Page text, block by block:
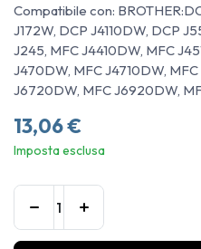
Compatibile con:
J172W, DCP J4110DW, DCP
J245, MFC J4410DW, MFC
J470DW, MFC J4710DW,
J6720DW, MFC J6920DW,
13,06€
Imposta esclusa